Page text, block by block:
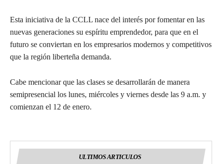
Esta iniciativa de la CCLL nace del interés por fomentar en las
nuevas generaciones su espíritu emprendedor, para que en el
futuro se conviertan en los empresarios modernos y competitivos
que la región liberteña demanda.
Cabe mencionar que las clases se desarrollarán de manera
semipresencial los lunes, miércoles y viernes desde las 9 a.m. y
comienzan el 12 de enero.
ULTIMOS ARTICULOS